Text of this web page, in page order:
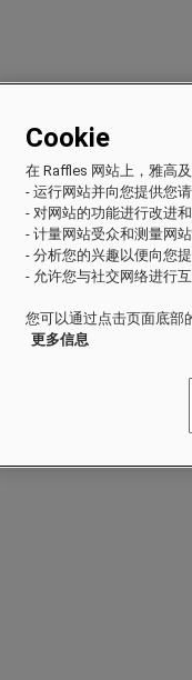
Cookie
在 Raffles 网站上，雅高
- 运行网站并向您提供您
- 对网站的功能进行改进
- 计量网站受众和测量网
- 分析您的兴趣以便向您
- 允许您与社交网络进行互
您可以通过点击页面底部
更多信息